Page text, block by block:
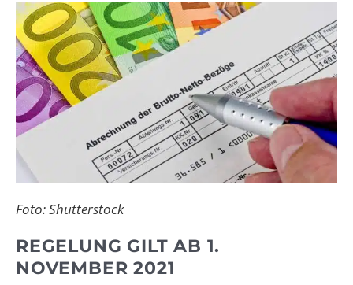
Foto: Shutterstock
REGELUNG GILT AB 1.
NOVEMBER 2021